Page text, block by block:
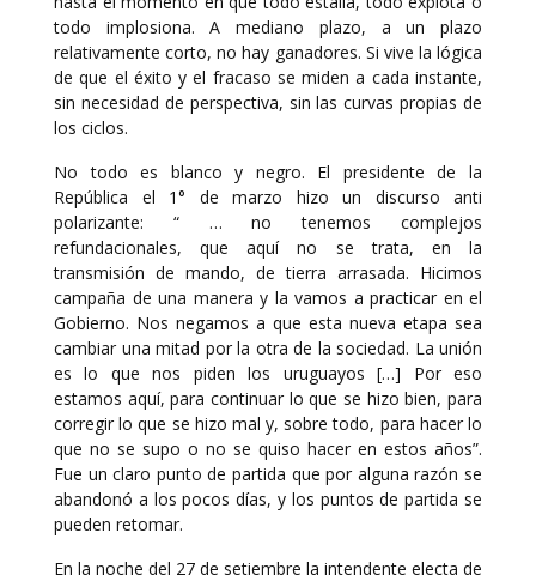
todo implosiona. A mediano plazo, a un plazo
relativamente corto, no hay ganadores. Si vive la lógica
de que el éxito y el fracaso se miden a cada instante,
sin necesidad de perspectiva, sin las curvas propias de
los ciclos.
No todo es blanco y negro. El presidente de la
República el 1° de marzo hizo un discurso anti
polarizante: “ … no tenemos complejos
refundacionales, que aquí no se trata, en la
transmisión de mando, de tierra arrasada. Hicimos
campaña de una manera y la vamos a practicar en el
Gobierno. Nos negamos a que esta nueva etapa sea
cambiar una mitad por la otra de la sociedad. La unión
es lo que nos piden los uruguayos […] Por eso
estamos aquí, para continuar lo que se hizo bien, para
corregir lo que se hizo mal y, sobre todo, para hacer lo
que no se supo o no se quiso hacer en estos años”.
Fue un claro punto de partida que por alguna razón se
abandonó a los pocos días, y los puntos de partida se
pueden retomar.
En la noche del 27 de setiembre la intendente electa de